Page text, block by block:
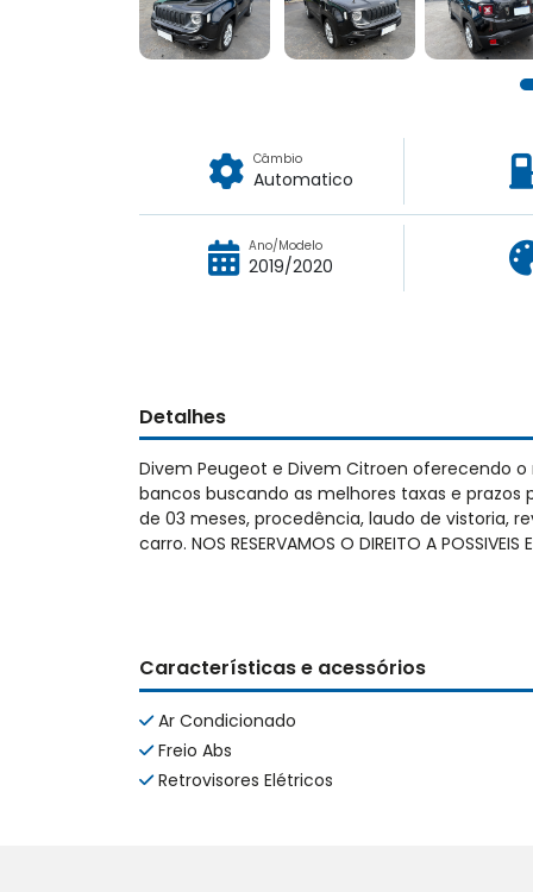
Câmbio
Automatico
Ano/Modelo
2019/2020
Detalhes
Divem Peugeot e Divem Citroen oferecendo
bancos buscando as melhores taxas e
de 03 meses, procedência, laudo de vistoria,
carro. NOS RESERVAMOS O DIREITO A
Características e acessórios
Ar Condicionado
Freio Abs
Retrovisores Elétricos